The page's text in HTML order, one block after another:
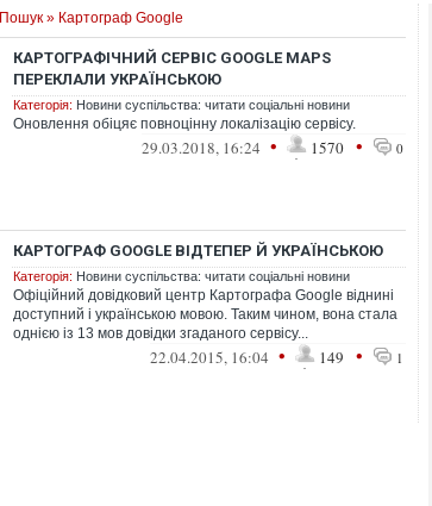
Пошук » Картограф Google
КАРТОГРАФІЧНИЙ СЕРВІС GOOGLE MAPS
ПЕРЕКЛАЛИ УКРАЇНСЬКОЮ
Категорія: Новини суспільства: читати соціальні новини
Оновлення обіцяє повноцінну локалізацію сервісу.
29.03.2018, 16:24 • 1570 • 0
КАРТОГРАФ GOOGLE ВІДТЕПЕР Й УКРАЇНСЬКОЮ
Категорія: Новини суспільства: читати соціальні новини
Офіційний довідковий центр Картографа Google віднині
доступний і українською мовою. Таким чином, вона стала
однією із 13 мов довідки згаданого сервісу...
22.04.2015, 16:04 • 149 • 1